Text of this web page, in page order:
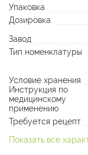
Упаковка
Дозировка
Завод
Тип номенклатуры
Условие хранения
Инструкция по
медицинскому
применению
Требуется рецепт
Показать все